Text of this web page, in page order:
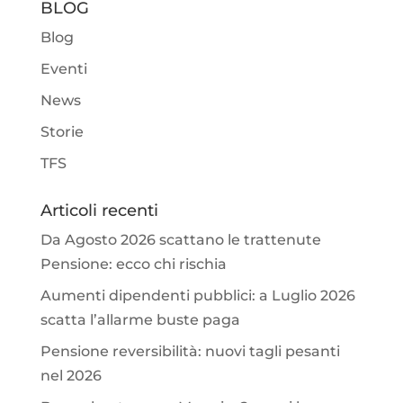
BLOG
Blog
Eventi
News
Storie
TFS
Articoli recenti
Da Agosto 2026 scattano le trattenute
Pensione: ecco chi rischia
Aumenti dipendenti pubblici: a Luglio 2026
scatta l’allarme buste paga
Pensione reversibilità: nuovi tagli pesanti
nel 2026